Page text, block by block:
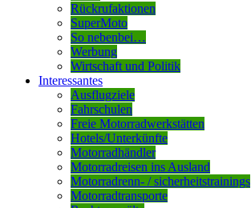
Rückrufaktionen
SuperMoto
So nebenbei…
Werbung
Wirtschaft und Politik
Interessantes
Ausflugziele
Fahrschulen
Freie Motorradwerkstätten
Hotels/Unterkünfte
Motorradhändler
Motorradreisen ins Ausland
Motorradrenn- / sicherheitstrainings
Motorradtransporte